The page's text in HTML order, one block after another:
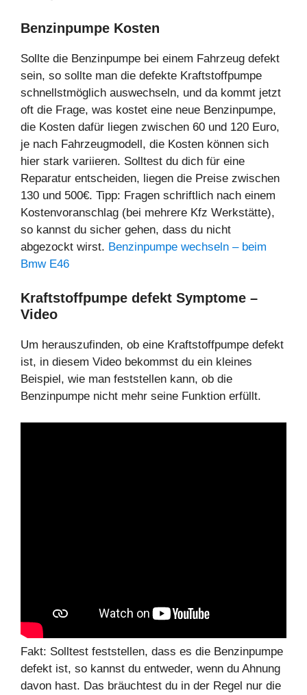
Benzinpumpe Kosten
Sollte die Benzinpumpe bei einem Fahrzeug defekt
sein, so sollte man die defekte Kraftstoffpumpe
schnellstmöglich auswechseln, und da kommt jetzt
oft die Frage, was kostet eine neue Benzinpumpe,
die Kosten dafür liegen zwischen 60 und 120 Euro,
je nach Fahrzeugmodell, die Kosten können sich
hier stark variieren. Solltest du dich für eine
Reparatur entscheiden, liegen die Preise zwischen
130 und 500€. Tipp: Fragen schriftlich nach einem
Kostenvoranschlag (bei mehrere Kfz Werkstätte),
so kannst du sicher gehen, dass du nicht
abgezockt wirst. Benzinpumpe wechseln – beim
Bmw E46
Kraftstoffpumpe defekt Symptome –
Video
Um herauszufinden, ob eine Kraftstoffpumpe defekt
ist, in diesem Video bekommst du ein kleines
Beispiel, wie man feststellen kann, ob die
Benzinpumpe nicht mehr seine Funktion erfüllt.
Fakt: Solltest feststellen, dass es die Benzinpumpe
defekt ist, so kannst du entweder, wenn du Ahnung
davon hast. Das bräuchtest du in der Regel nur die